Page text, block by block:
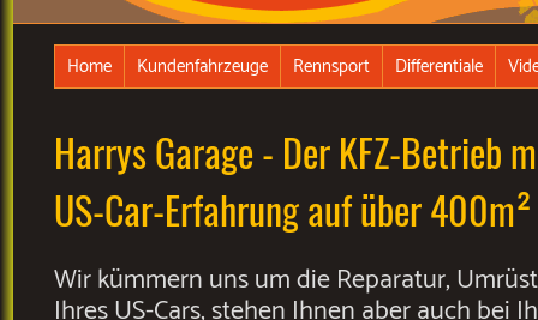
Home Kundenfahrzeuge Rennsport Differentiale
Harrys Garage - Der KFZ-Betrieb
US-Car-Erfahrung auf über 400m²
Wir kümmern uns um die Reparatur,